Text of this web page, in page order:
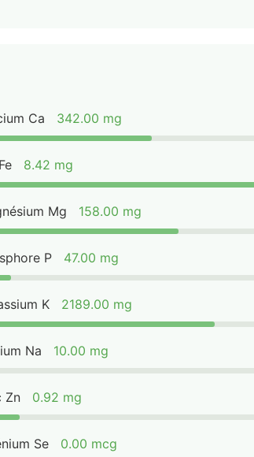
Ca 342.00 mg
8.42 mg
Mg 158.00 mg
P 47.00 mg
K 2189.00 mg
Na 10.00 mg
Zn 0.92 mg
Se 0.00 mcg